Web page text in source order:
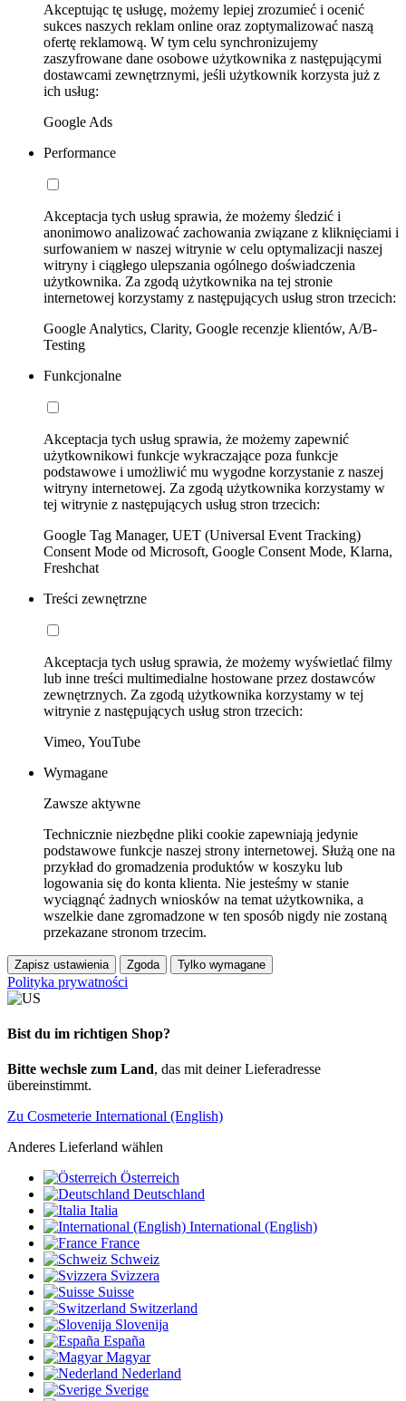
Akceptując tę usługę, możemy lepiej zrozumieć i ocenić
sukces naszych reklam online oraz zoptymalizować naszą
ofertę reklamową. W tym celu synchronizujemy
zaszyfrowane dane osobowe użytkownika z następującymi
dostawcami zewnętrznymi, jeśli użytkownik korzysta już z
ich usług:
Google Ads
Performance
Akceptacja tych usług sprawia, że możemy śledzić i
anonimowo analizować zachowania związane z kliknięciami i
surfowaniem w naszej witrynie w celu optymalizacji naszej
witryny i ciągłego ulepszania ogólnego doświadczenia
użytkownika. Za zgodą użytkownika na tej stronie
internetowej korzystamy z następujących usług stron trzecich:
Google Analytics, Clarity, Google recenzje klientów, A/B-
Testing
Funkcjonalne
Akceptacja tych usług sprawia, że możemy zapewnić
użytkownikowi funkcje wykraczające poza funkcje
podstawowe i umożliwić mu wygodne korzystanie z naszej
witryny internetowej. Za zgodą użytkownika korzystamy w
tej witrynie z następujących usług stron trzecich:
Google Tag Manager, UET (Universal Event Tracking)
Consent Mode od Microsoft, Google Consent Mode, Klarna,
Freshchat
Treści zewnętrzne
Akceptacja tych usług sprawia, że możemy wyświetlać filmy
lub inne treści multimedialne hostowane przez dostawców
zewnętrznych. Za zgodą użytkownika korzystamy w tej
witrynie z następujących usług stron trzecich:
Vimeo, YouTube
Wymagane
Zawsze aktywne
Technicznie niezbędne pliki cookie zapewniają jedynie
podstawowe funkcje naszej strony internetowej. Służą one na
przykład do gromadzenia produktów w koszyku lub
logowania się do konta klienta. Nie jesteśmy w stanie
wyciągnąć żadnych wniosków na temat użytkownika, a
wszelkie dane zgromadzone w ten sposób nigdy nie zostaną
przekazane stronom trzecim.
Zapisz ustawienia Zgoda Tylko wymagane
Polityka prywatności
Bist du im richtigen Shop?
Bitte wechsle zum Land, das mit deiner Lieferadresse
übereinstimmt.
Zu Cosmeterie International (English)
Anderes Lieferland wählen
Österreich
Deutschland
Italia
International (English)
France
Schweiz
Svizzera
Suisse
Switzerland
Slovenija
España
Magyar
Nederland
Sverige